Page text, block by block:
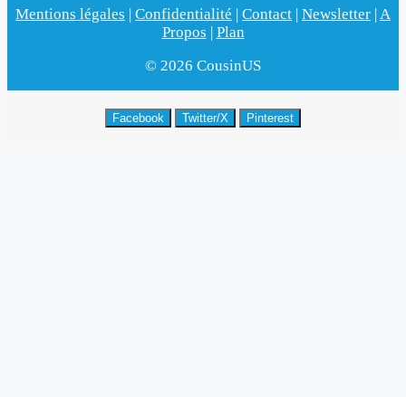
Mentions légales | Confidentialité | Contact | Newsletter | A
Propos | Plan
© 2026 CousinUS
Facebook Twitter/X Pinterest